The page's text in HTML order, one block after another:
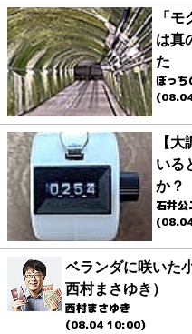
「
は真
た
ぼっ
【
いる
か？
石井公
ベランダに咲いた
西村まさゆき）
西村まさゆき
(08.04 10:00)